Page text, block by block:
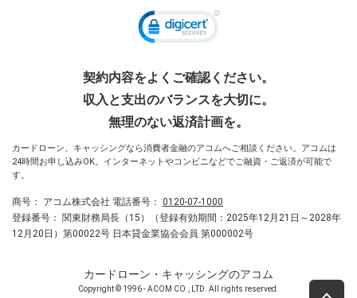
契約内容をよくご確認ください。
収入と支出のバランスを大切に。
無理のない返済計画を。
カードローン、キャッシングなら消費者金融のアコムへご相談ください。アコムは
24時間お申し込みOK。インターネットやコンビニなどでご融資・ご返済が可能で
す。
商号： アコム株式会社 電話番号： 0120-07-1000
登録番号：
関東財務局長（15）（登録有効期間：2025年12月21日～2028年
12月20日）第00022号 日本貸金業協会会員 第000002号
カードローン・キャッシングのアコム
Copyright © 1996 - ACOM CO., LTD. All rights reserved.